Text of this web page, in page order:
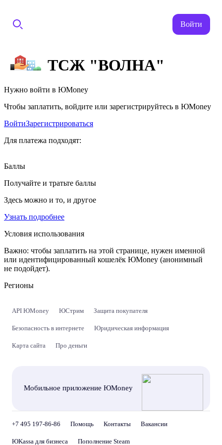
Войти
ТСЖ "ВОЛНА"
Нужно войти в ЮMoney
Чтобы заплатить, войдите или зарегистрируйтесь в ЮMoney
ВойтиЗарегистрироваться
Для платежа подходят:
Баллы
Получайте и тратьте баллы
Здесь можно и то, и другое
Узнать подробнее
Условия использования
Важно: чтобы заплатить на этой странице, нужен именной
или идентифицированный кошелёк ЮMoney (анонимный
не подойдет).
Регионы
API ЮMoney ЮСтрим Защита покупателя
Безопасность в интернете Юридическая информация
Карта сайта Про деньги
Мобильное приложение ЮMoney
+7 495 197-86-86 Помощь Контакты Вакансии
ЮKassa для бизнеса Пополнение Steam